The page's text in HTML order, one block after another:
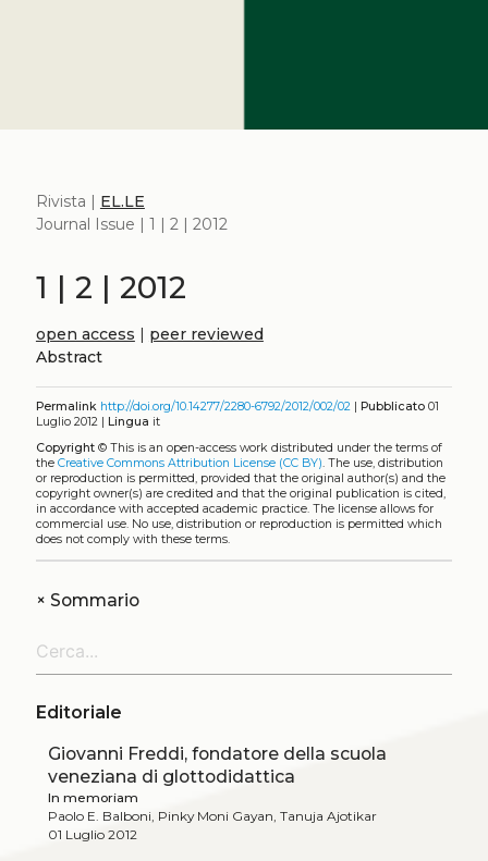
Rivista | EL.LE
Journal Issue | 1 | 2 | 2012
1 | 2 | 2012
open access | peer reviewed
Abstract
Permalink http://doi.org/10.14277/2280-6792/2012/002/02 | Pubblicato01
Luglio 2012 | Lingua it
Copyright© This is an open-access work distributed under the terms of
the Creative Commons Attribution License (CC BY). The use, distribution
or reproduction is permitted, provided that the original author(s) and the
copyright owner(s) are credited and that the original publication is cited,
in accordance with accepted academic practice. The license allows for
commercial use. No use, distribution or reproduction is permitted which
does not comply with these terms.
+Sommario
Editoriale
Giovanni Freddi, fondatore della scuola
veneziana di glottodidattica
In memoriam
Paolo E. Balboni, Pinky Moni Gayan, Tanuja Ajotikar
01 Luglio 2012